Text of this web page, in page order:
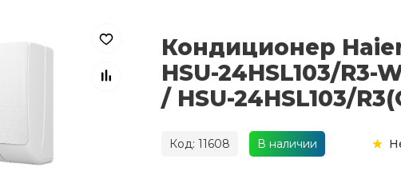
Кондиционер
HSU-24HSL103/R3-
/ HSU-24HSL103/
Код: 11608 В наличии